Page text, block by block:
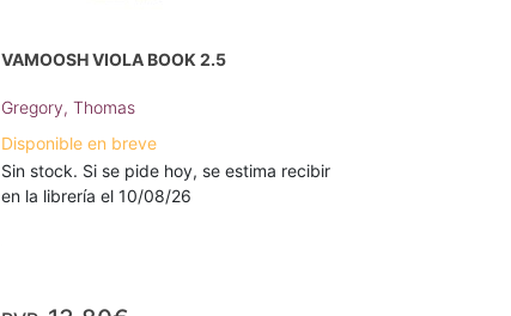
VAMOOSH VIOLA BOOK 2.5
Gregory, Thomas
Disponible en breve
Sin stock. Si se pide hoy, se estima recibir
en la librería el 10/08/26